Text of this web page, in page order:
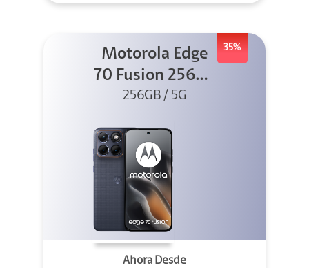
35%
Motorola Edge
70 Fusion 256GB
Azul
256GB / 5G
Ahora Desde